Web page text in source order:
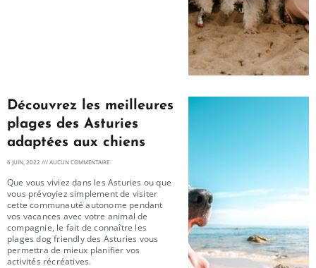
Découvrez les meilleures
plages des Asturies
adaptées aux chiens
6 JUIN, 2022 AUCUN COMMENTAIRE
Que vous viviez dans les Asturies ou que
vous prévoyiez simplement de visiter
cette communauté autonome pendant
vos vacances avec votre animal de
compagnie, le fait de connaître les
plages dog friendly des Asturies vous
permettra de mieux planifier vos
activités récréatives.